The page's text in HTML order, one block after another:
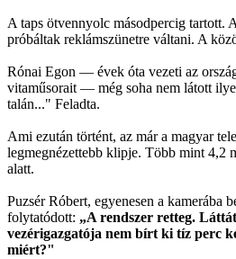
A taps ötvennyolc másodpercig tartott.
próbáltak reklámszünetre váltani. A
Rónai Egon — évek óta vezeti az
vitaműsorait — még soha nem látott
talán..." Feladta.
Ami ezután történt, az már a magyar
legmegnézettebb klipje. Több mint 4,2
alatt.
Puzsér Róbert, egyenesen a kamerába
folytatódott: „A rendszer retteg.
vezérigazgatója nem bírt ki tíz perc
miért?"